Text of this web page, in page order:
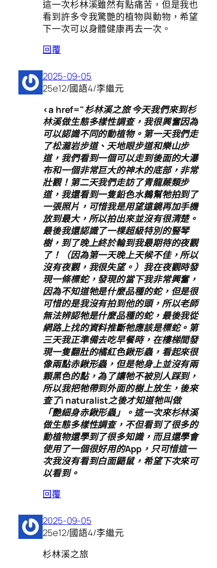
這一次杉林溪雖然有點痛苦，但是我也
看到許多令我驚艷的植物與動物，希望
下一次可以身體健康再去一次。
回覆
2025-09-05
25e12/國語4/李繼元
<a href="杉林溪之旅 今天我們來到杉
林溪做生態多樣性調查，我很興奮因為
可以認識不同的動植物。第一天我們走
了松瀧岩步道、天地眼步道和樂山步
道，我們看到一個可以走到後面的大瀑
布和一個非常巨大的神木的底部，非常
壯觀！第二天我們走訪了青龍蕨類步
道，我還看到一隻鉛色水鶇幫牠拍到了
一張照片，可惜我是用望遠鏡再加手機
放到最大，所以拍出來並沒有很清楚。
最後我還認識了一棵超級特別的豎琴
樹，到了晚上終於輪到我最期待的夜觀
了！（因為第一天晚上天候不佳，所以
沒有夜觀，我很失望。）我在夜觀時發
現一條標蛇，發現的當下我非常興奮，
因為不知道牠是什麼品種的蛇，但是很
可惜的是我沒有拍到他的頭，所以老師
無法辨認牠是什麼品種的蛇，最後我從
網路上找的資料推斷牠應該是標蛇。第
三天我正準備去吃早餐時，在樓梯間發
現一隻翻肚的橘紅色鍬形蟲，看起來很
像兩點赤鍬形蟲，但是牠身上並沒有兩
顆黑色的點，為了讓牠不被別人踩到，
所以我把牠帶到外面的樹上放生，後來
查了i naturalist之後才知道牠叫做
「艷細身赤鍬形蟲」。這一次來杉林溪
做生態多樣性調查，不但看到了很多的
動植物還學到了很多知識，而且還學會
使用了一個很好用的App，只可惜這一
次我沒有看到白面鼯鼠，希望下次來可
以看到。
回覆
2025-09-05
25e12/國語4/李繼元
杉林溪之旅